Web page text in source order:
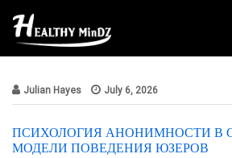
news18
Julian Hayes July 6, 2026
ПСИХОЛОГИЯ АНОНИМНОСТИ В
МОДЕЛИ ПОВЕДЕНИЯ ЮЗЕРОВ